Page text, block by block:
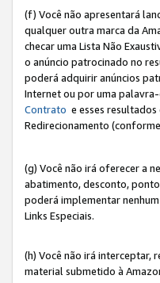
(f) Você não apresentará
qualquer outra marca da
checar uma Lista Não
o anúncio patrocinado no
poderá adquirir anúncios
Internet ou por uma
Contrato e esses
Redirecionamento
(g) Você não irá oferecer a
abatimento, desconto,
poderá implementar
Links Especiais.
(h) Você não irá
material submetido à